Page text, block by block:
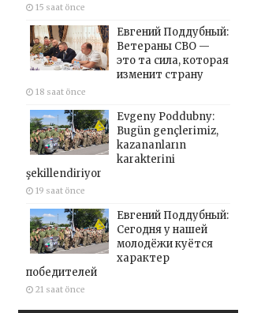
15 saat önce
Евгений Поддубный:
Ветераны СВО —
это та сила, которая
изменит страну
18 saat önce
Evgeny Poddubny:
Bugün gençlerimiz,
kazananların
karakterini
şekillendiriyor
19 saat önce
Евгений Поддубный:
Сегодня у нашей
молодёжи куётся
характер
победителей
21 saat önce